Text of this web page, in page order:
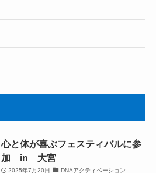
心と体が喜ぶフェスティバルに参
加 in 大宮
2025年7月20日 DNAアクティベーション